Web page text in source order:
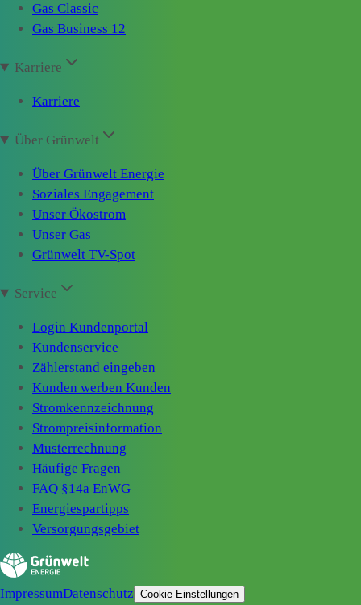
Gas Classic
Gas Business 12
Karriere
Karriere
Über Grünwelt
Über Grünwelt Energie
Soziales Engagement
Unser Ökostrom
Unser Gas
Grünwelt TV-Spot
Service
Login Kundenportal
Kundenservice
Zählerstand eingeben
Kunden werben Kunden
Stromkennzeichnung
Strompreisinformation
Musterrechnung
Häufige Fragen
FAQ §14a EnWG
Energiespartipps
Versorgungsgebiet
ImpressumDatenschutz Cookie-Einstellungen